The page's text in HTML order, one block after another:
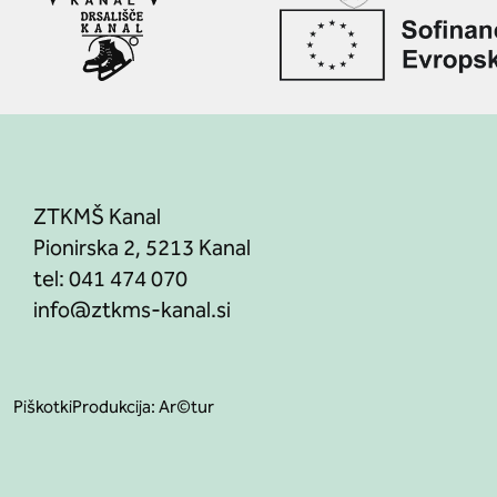
ZTKMŠ Kanal
Pionirska 2, 5213 Kanal
tel:041 474 070
PiškotkiProdukcija:Ar©tur